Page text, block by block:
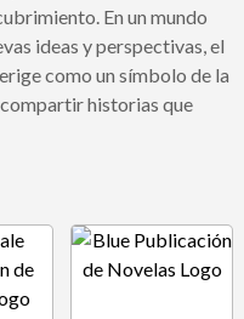
En un mundo
ideas y perspectivas, el
como un símbolo de la
historias que